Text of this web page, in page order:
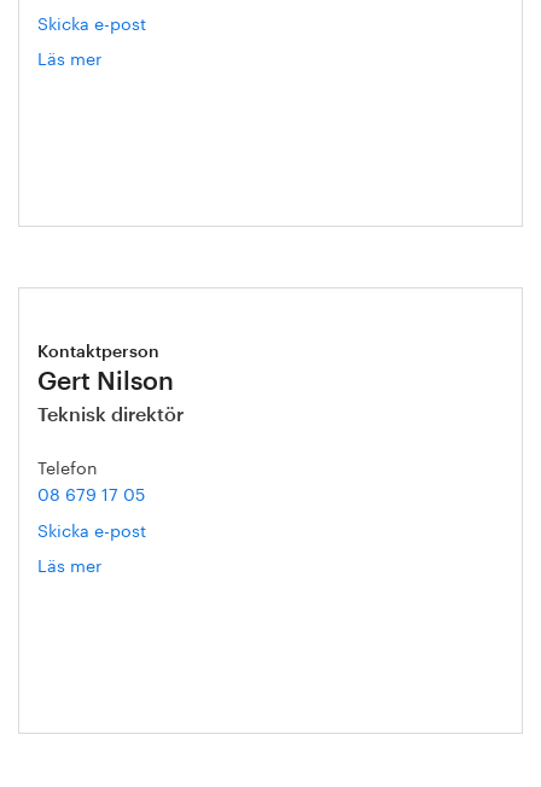
Skicka e-post
Läs mer
Kontaktperson
Gert Nilson
Teknisk direktör
Telefon
08 679 17 05
Skicka e-post
Läs mer